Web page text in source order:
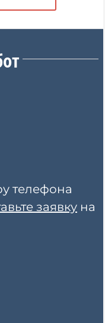
телефона
заявку на